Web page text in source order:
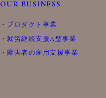
OUR BUSINESS
プロダクト事業
就労継続支援A型事業
障害者の雇用支援事業